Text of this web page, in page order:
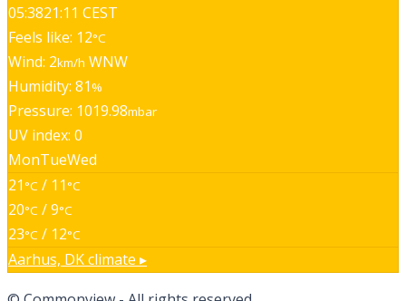
05:3821:11 CEST
Feels like: 12°C
Wind: 2km/h WNW
Humidity: 81%
Pressure: 1019.98mbar
UV index: 0
MonTueWed
21 °C / 11 °C
20°C / 9°C
23°C / 12°C
Aarhus, DKclimate ▸